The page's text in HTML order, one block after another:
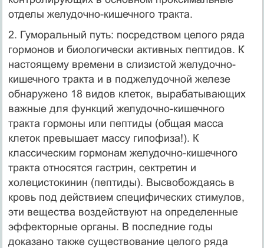
отделы желудочно-кишечного тракта.
2. Гуморальный путь: посредством целого ряда
гормонов и биологически активных пептидов. К
настоящему времени в слизистой желудочно-
кишечного тракта и в поджелудочной железе
обнаружено 18 видов клеток, вырабатывающих
важные для функций желудочно-кишечного
тракта гормоны или пептиды (общая масса
клеток превышает массу гипофиза!). К
классическим гормонам желудочно-кишечного
тракта относятся гастрин, сектретин и
холецистокинин (пептиды). Высвобождаясь в
кровь под действием специфических стимулов,
эти вещества воздействуют на определенные
эффекторные органы. В последние годы
доказано также существование целого ряда